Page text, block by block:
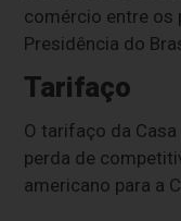
comércio entre os
Presidência do
Tarifaço
O tarifaço da
perda de
americano para a